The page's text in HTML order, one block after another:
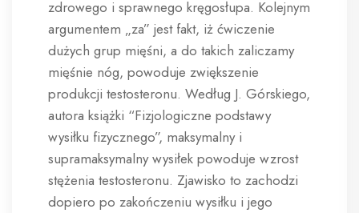
zdrowego i sprawnego kręgosłupa. Kolejnym
argumentem „za” jest fakt, iż ćwiczenie
dużych grup mięśni, a do takich zaliczamy
mięśnie nóg, powoduje zwiększenie
produkcji testosteronu. Według J. Górskiego,
autora książki “Fizjologiczne podstawy
wysiłku fizycznego”, maksymalny i
supramaksymalny wysiłek powoduje wzrost
stężenia testosteronu. Zjawisko to zachodzi
dopiero po zakończeniu wysiłku i jego